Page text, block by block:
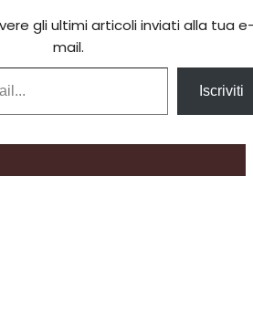
gli ultimi articoli inviati alla tua
mail.
Iscriviti